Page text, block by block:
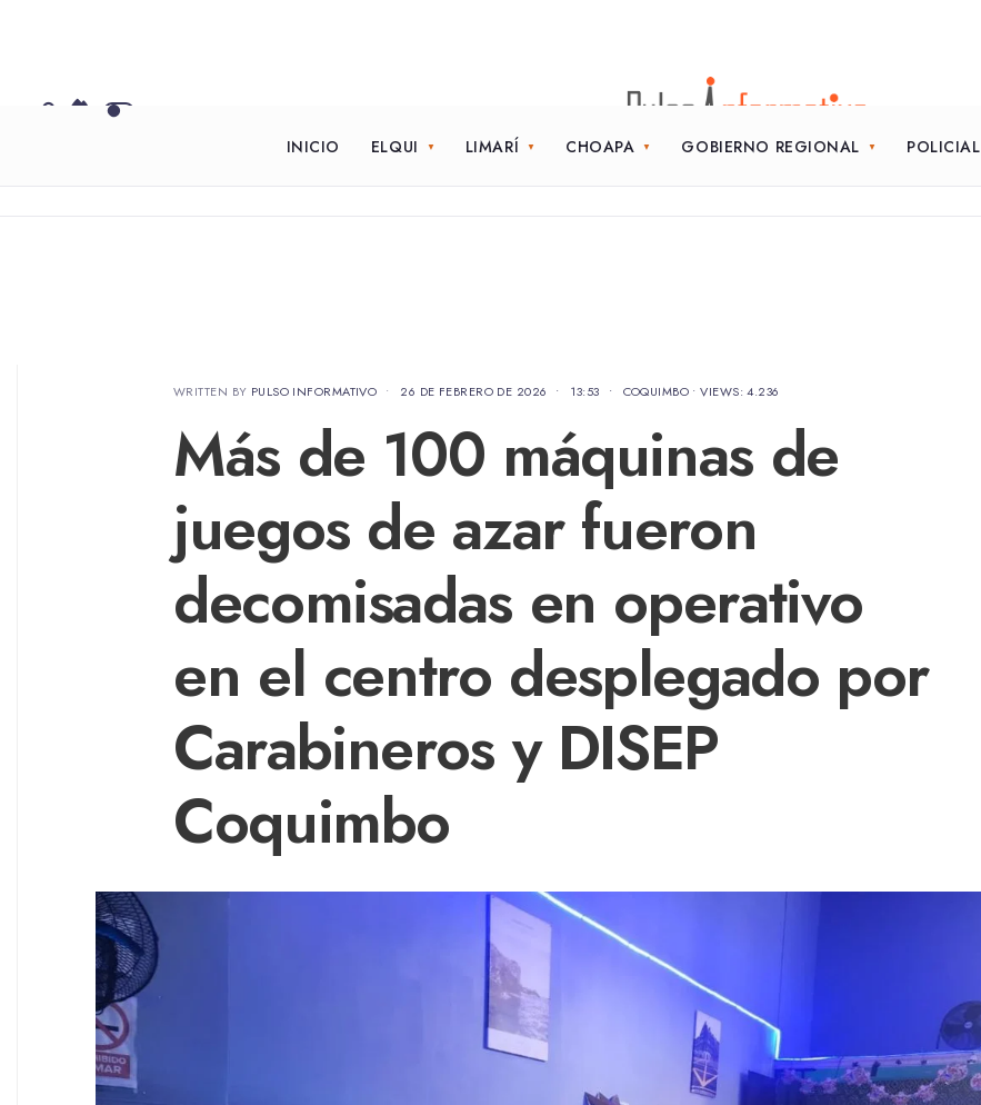
INICIO ELQUI LIMARÍ CHOAPA GOBIERNO REGIONAL POLICIAL
WRITTEN BY PULSO INFORMATIVO • 26 DE FEBRERO DE 2026 • 13:53 • COQUIMBO •VIEWS: 4.236
Más de 100 máquinas de
juegos de azar fueron
decomisadas en operativo
en el centro desplegado por
Carabineros y DISEP
Coquimbo